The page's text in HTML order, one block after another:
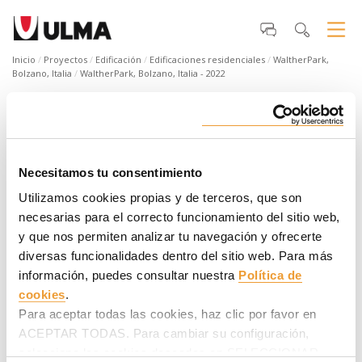
Necesitamos tu consentimiento
Utilizamos cookies propias y de terceros, que son
necesarias para el correcto funcionamiento del sitio web,
y que nos permiten analizar tu navegación y ofrecerte
diversas funcionalidades dentro del sitio web. Para más
información, puedes consultar nuestra Política de
cookies.
Para aceptar todas las cookies, haz clic por favor en
ACEPTAR TODAS. Para cambiar su configuración,
Inicio Proyectos Edificación Edificaciones residenciales
WaltherPark,
Bolzano, Italia
WaltherPark, Bolzano, Italia - 2022
WaltherPark, Bolzano, Italia - 2022
Con una superficie de unos 16.000 m², este nuevo edificio en el
edificio multifuncional que incluirá un centro comercial,
aparcamientos, oficinas, restaurantes, pisos residenciales,
un hotel de calidad y amplias zonas verdes. ¡Descubre todos
los detalles en el vídeo!